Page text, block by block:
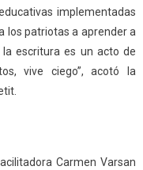
implementadas
los patriotas a aprender a
escritura es un acto de
vive ciego”, acotó la
Carmen Varsan